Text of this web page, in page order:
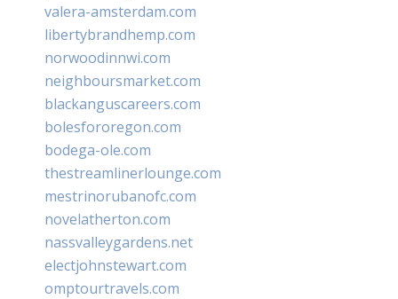
valera-amsterdam.com
libertybrandhemp.com
norwoodinnwi.com
neighboursmarket.com
blackanguscareers.com
bolesfororegon.com
bodega-ole.com
thestreamlinerlounge.com
mestrinorubanofc.com
novelatherton.com
nassvalleygardens.net
electjohnstewart.com
omptourtravels.com